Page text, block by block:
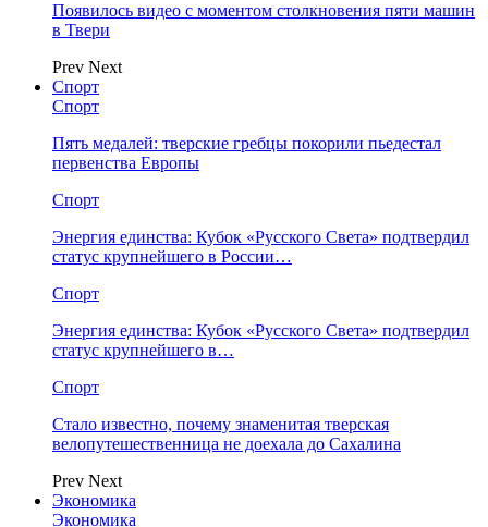
Появилось видео с моментом столкновения пяти машин
в Твери
Prev Next
Спорт
Спорт
Пять медалей: тверские гребцы покорили пьедестал
первенства Европы
Спорт
Энергия единства: Кубок «Русского Света» подтвердил
статус крупнейшего в России…
Спорт
Энергия единства: Кубок «Русского Света» подтвердил
статус крупнейшего в…
Спорт
Стало известно, почему знаменитая тверская
велопутешественница не доехала до Сахалина
Prev Next
Экономика
Экономика